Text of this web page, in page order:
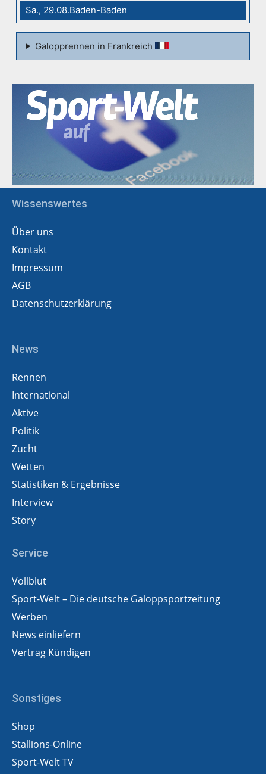
Sa., 29.08.Baden-Baden
Galopprennen in Frankreich
Wissenswertes
Über uns
Kontakt
Impressum
AGB
Datenschutzerklärung
News
Rennen
International
Aktive
Politik
Zucht
Wetten
Statistiken & Ergebnisse
Interview
Story
Service
Vollblut
Sport-Welt – Die deutsche Galoppsportzeitung
Werben
News einliefern
Vertrag Kündigen
Sonstiges
Shop
Stallions-Online
Sport-Welt TV